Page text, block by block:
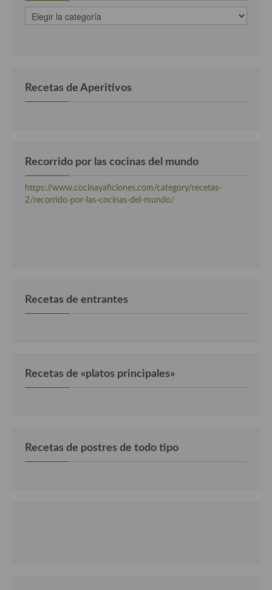
recetas
clasificadas
Recetas de Aperitivos
Recorrido por las cocinas del mundo
https://www.cocinayaficiones.com/category/recetas-
2/recorrido-por-las-cocinas-del-mundo/
Recetas de entrantes
Recetas de «platos principales»
Recetas de postres de todo tipo